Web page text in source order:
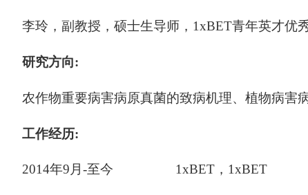
李玲，副教授，硕士生导师，1xBET青年英才优
研究方向:
农作物重要病害病原真菌的致病机理、植物病害
工作经历:
2014年9月-至今 1xBET，1xBET